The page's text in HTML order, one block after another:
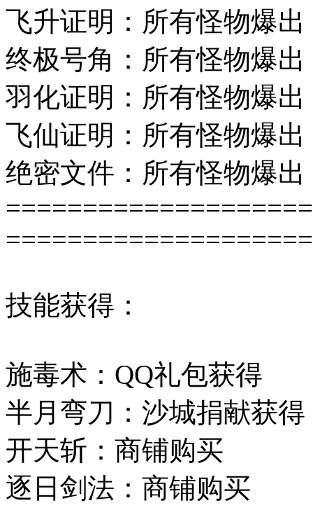
飞升证明：所有怪物爆出
终极号角：所有怪物爆出
羽化证明：所有怪物爆出
飞仙证明：所有怪物爆出
绝密文件：所有怪物爆出
技能获得：
施毒术：QQ礼包获得
半月弯刀：沙城捐献获得
开天斩：商铺购买
逐日剑法：商铺购买